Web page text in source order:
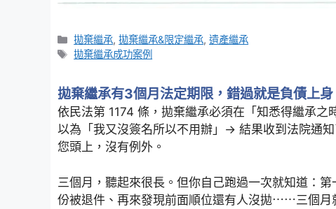
Categories
拋棄繼承,拋棄繼承&限定繼承,遺產繼承
Tags
拋棄繼承成功案例
拋棄繼承有3個月法定期限，錯過就是負債上身
依民法第 1174 條，拋棄繼承必須在「知悉得繼承之
以為「我又沒簽名所以不用辦」→ 結果收到法院通
您頭上，沒有例外。
三個月，聽起來很長。但你自己跑過一次就知道：
份被退件、再來發現前面順位還有人沒拋⋯⋯三個月